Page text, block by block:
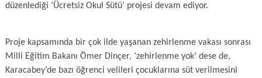
düzenlediği ‘Ücretsiz Okul Sütü’ projesi devam ediyor.
Proje kapsamında bir çok ilde yaşanan zehirlenme vakası sonrası
Milli Eğitim Bakanı Ömer Dinçer, ‘zehirlenme yok’ dese de,
Karacabey’de bazı öğrenci velileri çocuklarına süt verilmesini